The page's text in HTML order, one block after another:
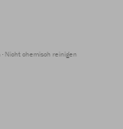
Nicht chemisch reinigen